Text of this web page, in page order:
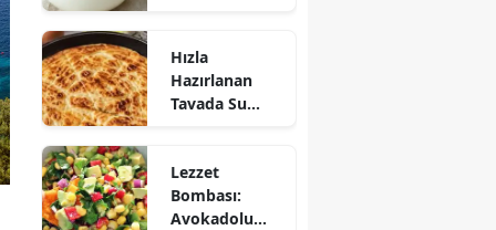
Hızla
Hazırlanan
Tavada Su
Sofralarınıza
Lezzet Katın!
Lezzet
Bombası:
Avokadolu